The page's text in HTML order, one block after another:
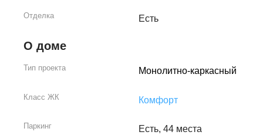
Отделка Есть
О доме
Тип проекта Монолитно-каркасный
Класс ЖК Комфорт
Паркинг Есть, 44 места